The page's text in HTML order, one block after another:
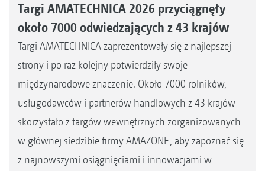
Targi AMATECHNICA 2026 przyciągnęły
około 7000 odwiedzających z 43 krajów
Targi AMATECHNICA zaprezentowały się z najlepszej
strony i po raz kolejny potwierdziły swoje
międzynarodowe znaczenie. Około 7000 rolników,
usługodawców i partnerów handlowych z 43 krajów
skorzystało z targów wewnętrznych zorganizowanych
w głównej siedzibie firmy AMAZONE, aby zapoznać się
z najnowszymi osiągnięciami i innowacjami w